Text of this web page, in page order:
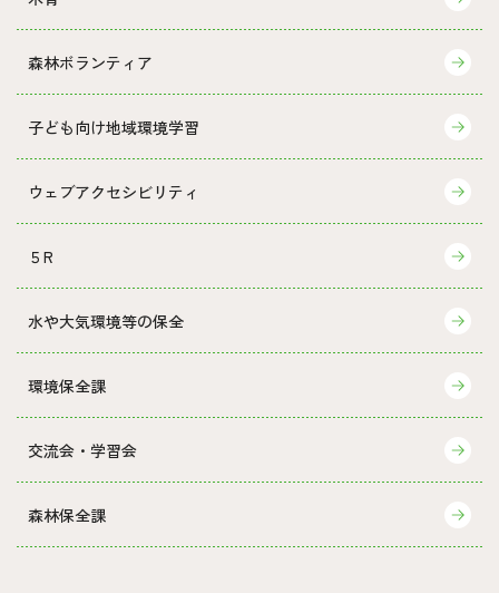
森林ボランティア
子ども向け地域環境学習
ウェブアクセシビリティ
５R
水や大気環境等の保全
環境保全課
交流会・学習会
森林保全課